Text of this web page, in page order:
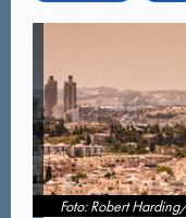
Foto: Robert